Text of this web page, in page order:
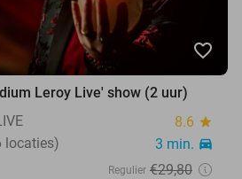
favorite_border
Leroy Live' show (2 uur)
8.6 star
locaties) 3 min. directions_car
Regulier €29,80